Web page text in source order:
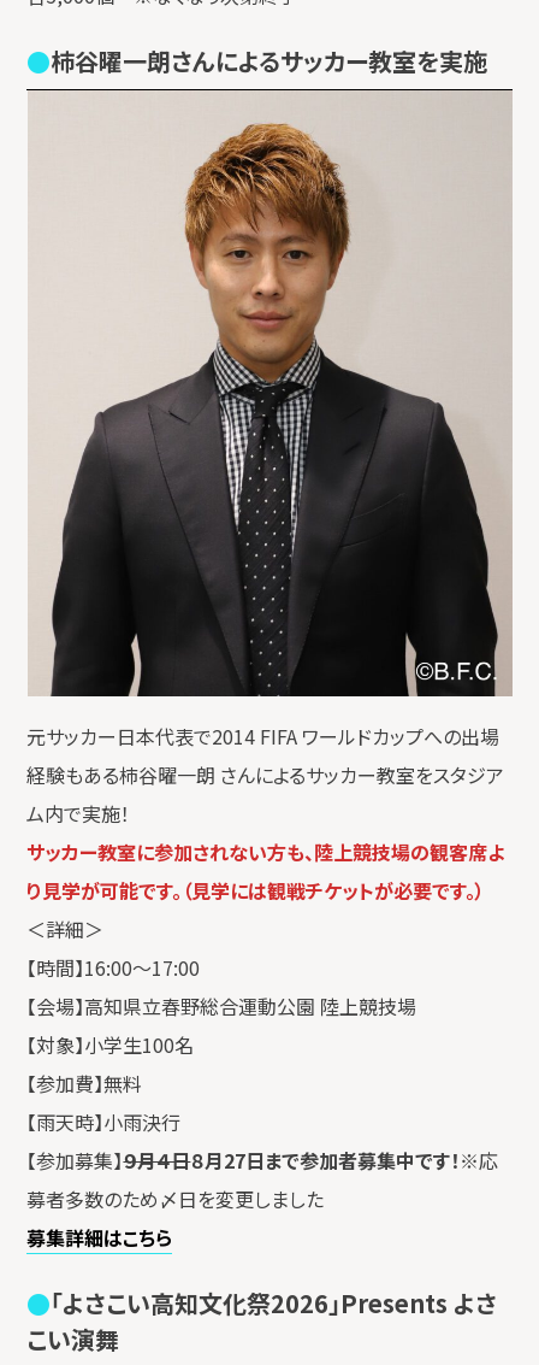
柿谷曜一朗さんによるサッカー教室を実施
元サッカー日本代表で2014 FIFA ワールドカップへの出場
経験もある柿谷曜一朗 さんによるサッカー教室をスタジア
ム内で実施！
サッカー教室に参加されない方も、陸上競技場の観客席よ
り見学が可能です。（見学には観戦チケットが必要です。）
＜詳細＞
【時間】16:00〜17:00
【会場】高知県立春野総合運動公園 陸上競技場
【対象】小学生100名
【参加費】無料
【雨天時】小雨決行
【参加募集】９月４日８月27日まで参加者募集中です！※応
募者多数のため〆日を変更しました
募集詳細はこちら
「よさこい高知文化祭2026」Presents よさ
こい演舞